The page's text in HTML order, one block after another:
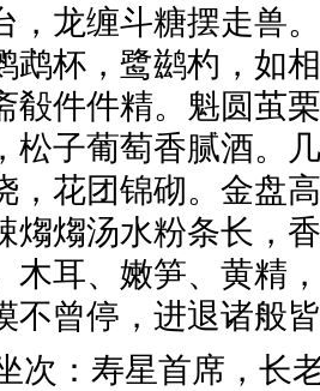
，龙缠斗糖摆走兽
鹉杯，鹭鹚杓，如
殽件件精。魁圆茧
松子葡萄香腻酒。
，花团锦砌。金盘
煼煼汤水粉条长，
木耳、嫩笋、黄精
不曾停，进退
次：寿星首席，长